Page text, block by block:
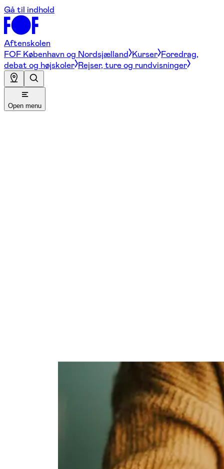
Gå til indhold
Aftenskolen
FOF København og Nordsjælland Kurser Foredrag,
debat og højskoler Rejser, ture og rundvisninger
Open menu